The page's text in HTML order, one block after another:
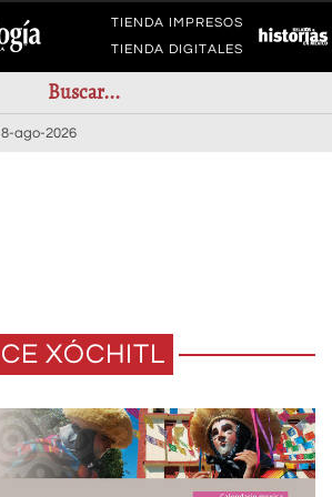
TIENDA IMPRESOS
TIENDA DIGITALES
8-ago-2026
CE XÓCHITL